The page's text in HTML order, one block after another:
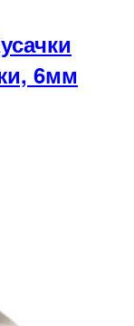
6мм